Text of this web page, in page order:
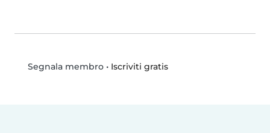
Segnala membro• Iscriviti gratis